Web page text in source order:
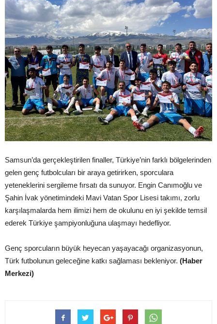
Samsun’da gerçekleştirilen finaller, Türkiye’nin farklı bölgelerinden
gelen genç futbolcuları bir araya getirirken, sporculara
yeteneklerini sergileme fırsatı da sunuyor. Engin Canımoğlu ve
Şahin İvak yönetimindeki Mavi Vatan Spor Lisesi takımı, zorlu
karşılaşmalarda hem ilimizi hem de okulunu en iyi şekilde temsil
ederek Türkiye şampiyonluğuna ulaşmayı hedefliyor.
Genç sporcuların büyük heyecan yaşayacağı organizasyonun,
Türk futbolunun geleceğine katkı sağlaması bekleniyor. (Haber
Merkezi)